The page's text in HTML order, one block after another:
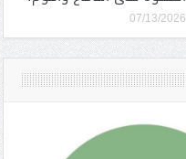
07/13/2026